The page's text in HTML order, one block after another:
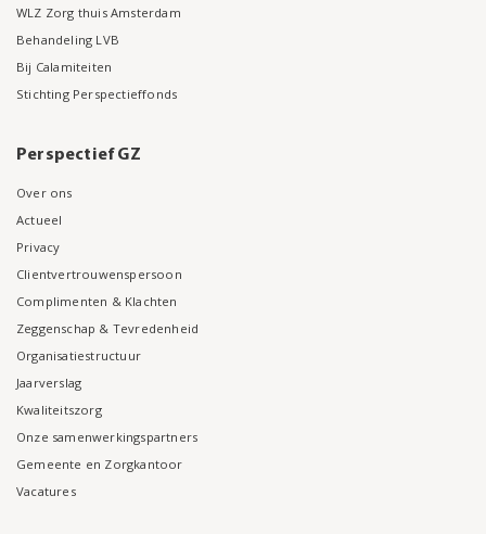
WLZ Zorg thuis Amsterdam
Behandeling LVB
Bij Calamiteiten
Stichting Perspectieffonds
Perspectief GZ
Over ons
Actueel
Privacy
Clientvertrouwenspersoon
Complimenten & Klachten
Zeggenschap & Tevredenheid
Organisatiestructuur
Jaarverslag
Kwaliteitszorg
Onze samenwerkingspartners
Gemeente en Zorgkantoor
Vacatures